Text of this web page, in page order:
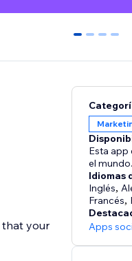
0 1 2 3
that your
Esta app
el mundo.
Idiomas
Inglés,
Francés,
Apps